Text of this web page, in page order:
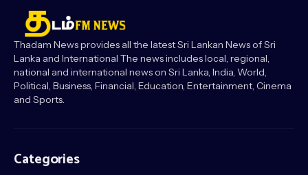
Thadam News provides all the latest Sri Lankan News of Sri
Lanka and International The news includes local, regional,
national and international news on Sri Lanka, India, World,
Political, Business, Financial, Education, Entertainment, Cinema
and Sports.
Categories